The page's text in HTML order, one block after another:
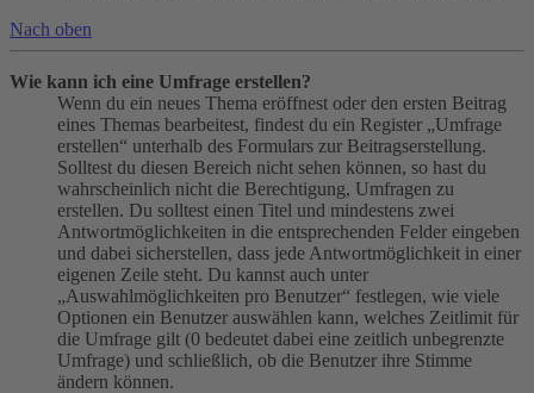
Nach oben
Wie kann ich eine Umfrage erstellen?
Wenn du ein neues Thema eröffnest oder den ersten Beitrag
eines Themas bearbeitest, findest du ein Register „Umfrage
erstellen“ unterhalb des Formulars zur Beitragserstellung.
Solltest du diesen Bereich nicht sehen können, so hast du
wahrscheinlich nicht die Berechtigung, Umfragen zu
erstellen. Du solltest einen Titel und mindestens zwei
Antwortmöglichkeiten in die entsprechenden Felder eingeben
und dabei sicherstellen, dass jede Antwortmöglichkeit in einer
eigenen Zeile steht. Du kannst auch unter
„Auswahlmöglichkeiten pro Benutzer“ festlegen, wie viele
Optionen ein Benutzer auswählen kann, welches Zeitlimit für
die Umfrage gilt (0 bedeutet dabei eine zeitlich unbegrenzte
Umfrage) und schließlich, ob die Benutzer ihre Stimme
ändern können.